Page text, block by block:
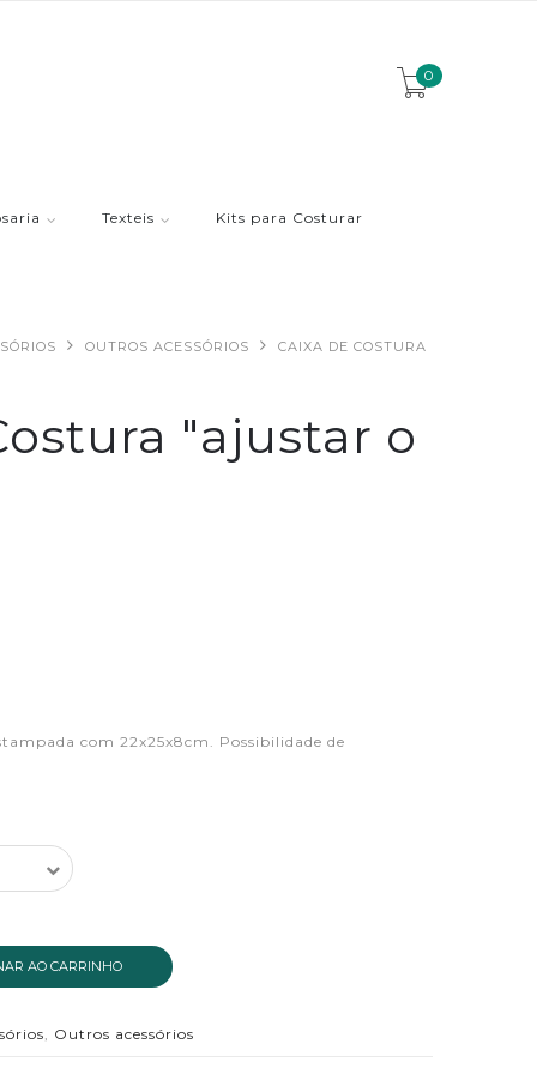
0
Texteis Kits para Costurar
OUTROS ACESSÓRIOS CAIXA DE COSTURA
"ajustar o
com 22x25x8cm. Possibilidade de
AO CARRINHO
, Outros acessórios